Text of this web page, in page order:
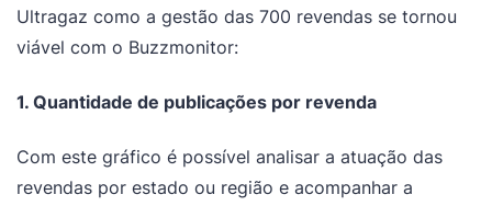
Ultragaz como a gestão das 700 revendas se tornou
viável com o Buzzmonitor:
1. Quantidade de publicações por revenda
Com este gráfico é possível analisar a atuação das
revendas por estado ou região e acompanhar a